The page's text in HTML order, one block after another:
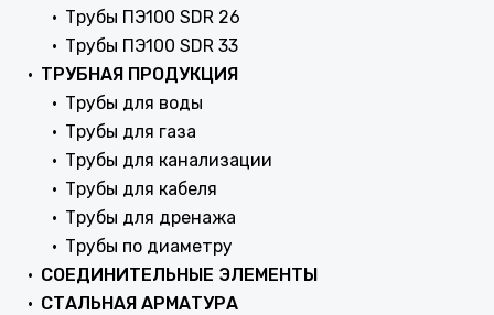
Трубы ПЭ100 SDR 26
Трубы ПЭ100 SDR 33
ТРУБНАЯ ПРОДУКЦИЯ
Трубы для воды
Трубы для газа
Трубы для канализации
Трубы для кабеля
Трубы для дренажа
Трубы по диаметру
СОЕДИНИТЕЛЬНЫЕ ЭЛЕМЕНТЫ
СТАЛЬНАЯ АРМАТУРА